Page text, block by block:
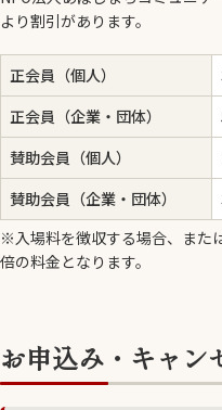
より割引があります。
正会員（個人）
正会員（企業・団体）
賛助会員（個人）
賛助会員（企業・団体）
※入場料を徴収する場合、また
倍の料金となります。
お申込み・キャン